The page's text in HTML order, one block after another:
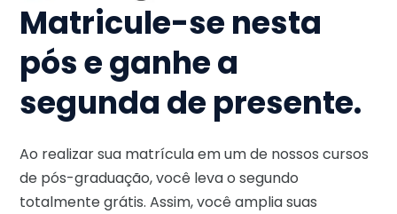
Matricule-se nesta
pós e ganhe a
segunda de presente.
Ao realizar sua matrícula em um de nossos cursos
de pós-graduação, você leva o segundo
totalmente grátis. Assim, você amplia suas